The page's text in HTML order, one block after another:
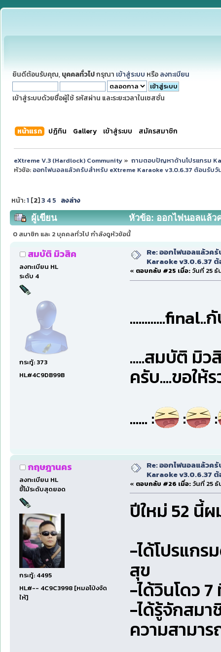
ยินดีต้อนรับคุณ, บุคคลทั่วไปกรุณา เข้าสู่ระบบ หรือ ลงทะเบียน
เข้าสู่ระบบด้วยชื่อผู้ใช้ รหัสผ่าน และระยะเวลาในเซสชั่น
หน้าแรก ปฏิทิน Gallery เข้าสู่ระบบ สมัครสมาชิก
eXtreme V.3 (Hardlock) Community» ถามตอบปัญหาด้านโปรแกรม
หัวข้อ: ออกไฟนอลแล้วครับสำหรับ eXtreme Karaoke v3.0.6.37 ต้อนรับ
หน้า:1 [2]3 4 5 ลงล่าง
ผู้เขียน
หัวข้อ: ออกไฟนอลแล้ว
(อ่าน 131084 ครั้ง)
0 สมาชิก และ 2 บุคคลทั่วไป กำลังดูหัวข้อนี้
สมบัติ มิวสิค
ลงทะเบียน HL
ระดับ 4
กระทู้: 373
HL#4C9DB99B
Re: ออกไฟนอลแล้วค
Karaoke v3.0.6.37
« ตอบกลับ #25 เมื่อ: วันที่ 25 ธั
.....สมบัติ มิว
ครับ....ขอให้ร
...... :
: :
กฤษฎานคร
ลงทะเบียน HL
ขี้โม้ระดับสุดยอด
กระทู้: 4495
HL#-- 4C9C3998 [หมอโป่งจัด
ให้]
Re: ออกไฟนอลแล้วค
Karaoke v3.0.6.37
« ตอบกลับ #26 เมื่อ: วันที่ 25 ธั
ปีใหม่ 52 นี้ผ
-ได้โปรแกร
สุข
-ได้วินโดว
-ได้รู้จักสมา
ความสามา